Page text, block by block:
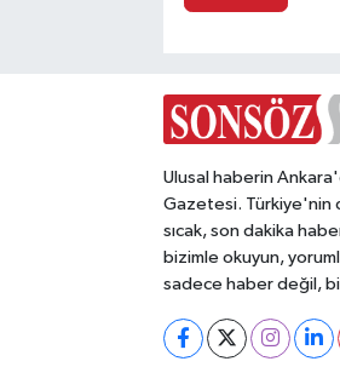
Ulusal haberin
Gazetesi. Türkiye'nin
sıcak, son dakika
bizimle okuyun,
sadece haber değil,